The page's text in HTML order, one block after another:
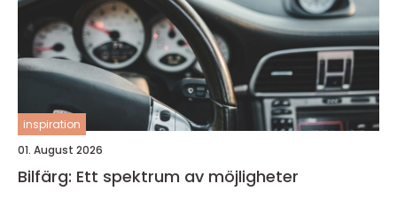
inspiration
01. August 2026
Bilfärg: Ett spektrum av möjligheter